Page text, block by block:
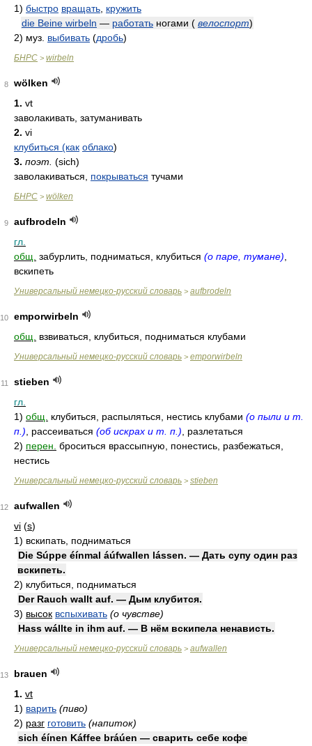
1) быстро вращать кружить
die Beine wirbeln — работать ногами ( велоспорт)
2) муз. выбивать (дробь)
БНРС > wirbeln
8
wölken
1. vt
заволакивать, затуманивать
2. vi
клубиться (как облако)
3. поэт. (sich)
заволакиваться, покрываться тучами
БНРС > wölken
9
aufbrodeln
гл.
общ. забурлить, подниматься, клубиться (о паре, тумане)
вскипеть
Универсальный немецко-русский словарь > aufbrodeln
10
emporwirbeln
общ.
взвиваться, клубиться, подниматься клубами
Универсальный немецко-русский словарь > emporwirbeln
11
stieben
гл.
1) общ. клубиться, распыляться, нестись клубами (о пыли и т.
п.) , рассеиваться (об искрах и т. п.) , разлетаться
2) перен. броситься врассыпную, понестись, разбежаться,
нестись
Универсальный немецко-русский словарь > stieben
12
aufwallen
vi (s)
1) вскипать, подниматься
Die Súppe éínmal áúfwallen lássen. — Дать супу один раз
вскипеть.
2) клубиться, подниматься
Der Rauch wallt auf. — Дым клубится.
3) высок вспыхивать (о чувстве)
Hass wállte in ihm auf. — В нём вскипела ненависть.
Универсальный немецко-русский словарь > aufwallen
13
brauen
1. vt
1) варить (пиво)
2) разг готовить (напиток)
sich éínen Káffee bráúen — сварить себе кофе